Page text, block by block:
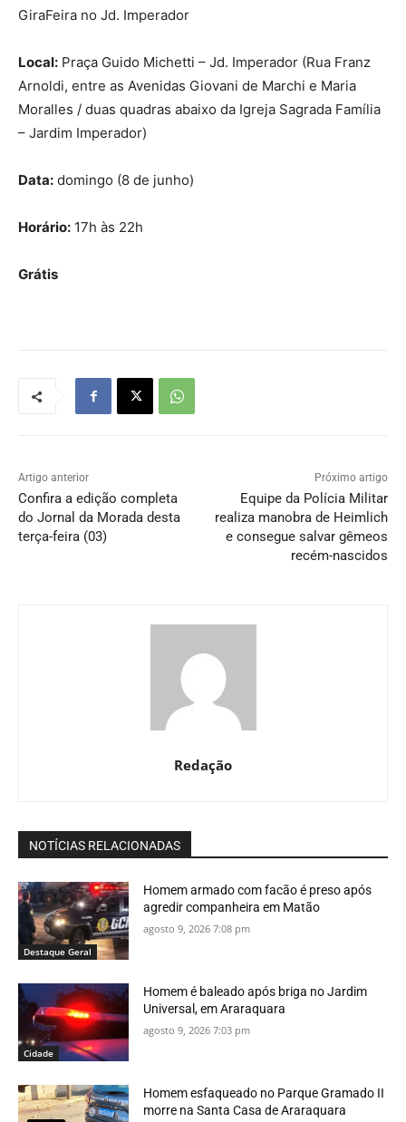
GiraFeira no Jd. Imperador
Local: Praça Guido Michetti – Jd. Imperador (Rua Franz
Arnoldi, entre as Avenidas Giovani de Marchi e Maria
Moralles / duas quadras abaixo da Igreja Sagrada Família
– Jardim Imperador)
Data: domingo (8 de junho)
Horário: 17h às 22h
Grátis
Artigo anterior
Confira a edição completa
do Jornal da Morada desta
terça-feira (03)
Próximo artigo
Equipe da Polícia Militar
realiza manobra de Heimlich
e consegue salvar gêmeos
recém-nascidos
Redação
NOTÍCIAS RELACIONADAS
Destaque Geral
Homem armado com facão é preso após
agredir companheira em Matão
agosto 9, 2026 7:08 pm
Cidade
Homem é baleado após briga no Jardim
Universal, em Araraquara
agosto 9, 2026 7:03 pm
Homem esfaqueado no Parque Gramado II
morre na Santa Casa de Araraquara